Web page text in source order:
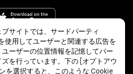
ブサイトでは、サードパーティ
使用してユーザーと関連する広告を
ユーザーの位置情報を記憶してパー
ズを行っています。下の [オプトアウ
を選択すると、このような Cookie